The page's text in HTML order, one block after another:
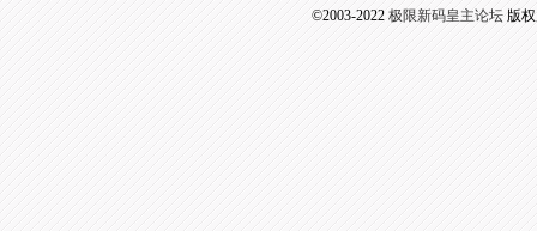
©2003-2022 极限新码皇主论坛版权